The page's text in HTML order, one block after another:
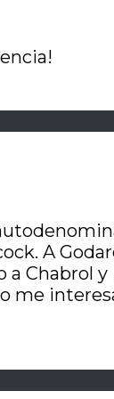
A
Chabrol
me